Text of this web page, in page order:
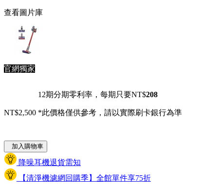
查看圖片庫
官網獨家
NT$2,500
12期分期零利率，每期只要NT$208
*此價格僅供參考，請以實際刷卡銀行為準
加入購物車
降噪耳機退貨需知
【清淨機濾網回購季】全館單件享75折